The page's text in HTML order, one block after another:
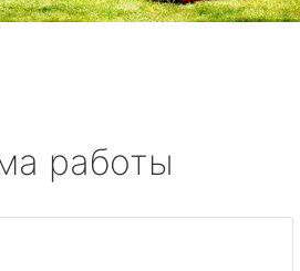
работы